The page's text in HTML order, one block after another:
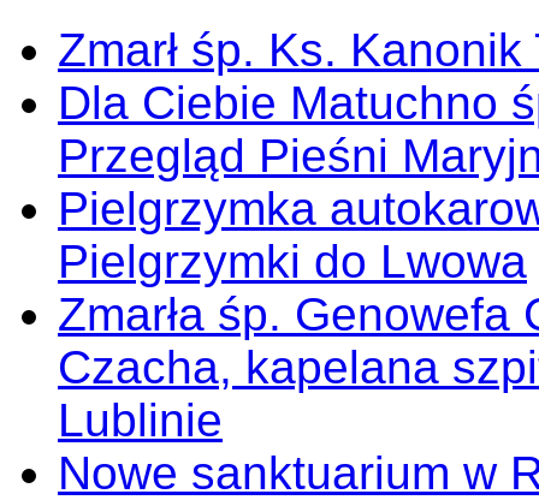
Zmarł śp. Ks.
Dla Ciebie Matuchno
Przegląd Pieśni
Pielgrzymka
Pielgrzymki do Lwowa
Zmarła śp.
Czacha, kapelana
Lublinie
Nowe sanktuarium w